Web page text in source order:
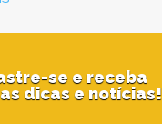
se e receba
dicas e notícias!